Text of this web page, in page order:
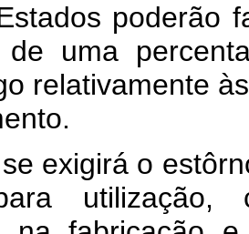
poderão
de uma
relativamente
exigirá o
utilização,